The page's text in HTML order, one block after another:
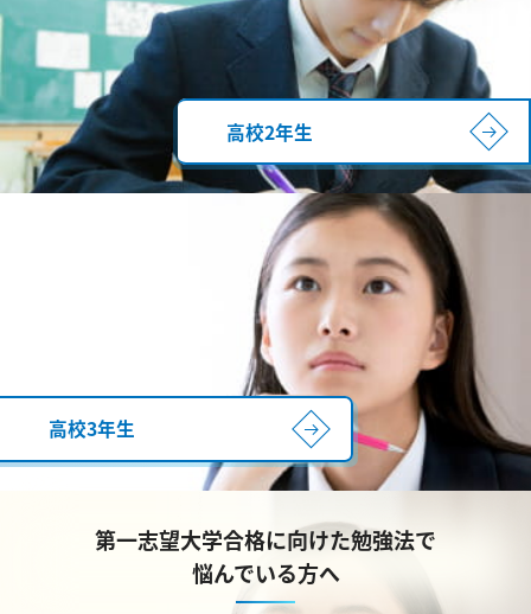
高校2年生
高校3年生
第一志望大学合格に向けた勉強法で
悩んでいる方へ